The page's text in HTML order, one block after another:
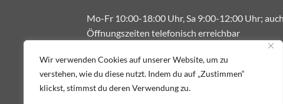
Wir verwenden Cookies auf unserer Website, um zu
verstehen, wie du diese nutzt. Indem du auf „Zustimmen“
klickst, stimmst du deren Verwendung zu.
Mo-Fr 10:00-18:00 Uhr, Sa 9:00-12:00 Uhr;
Öffnungszeiten telefonisch erreichbar
E-Mail:office@fliesendiskont.at
Telefon:+43 664 1888222